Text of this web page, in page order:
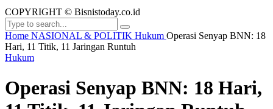
COPYRIGHT © Bisnistoday.co.id
Home NASIONAL & POLITIK Hukum Operasi Senyap BNN: 18
Hari, 11 Titik, 11 Jaringan Runtuh
Hukum
Operasi Senyap BNN: 18 Hari,